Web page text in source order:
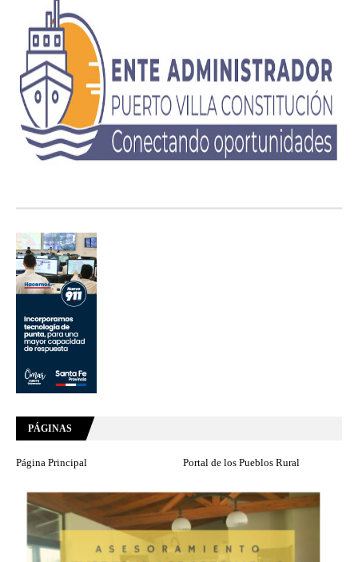
PÁGINAS
Página Principal Portal de los Pueblos Rural